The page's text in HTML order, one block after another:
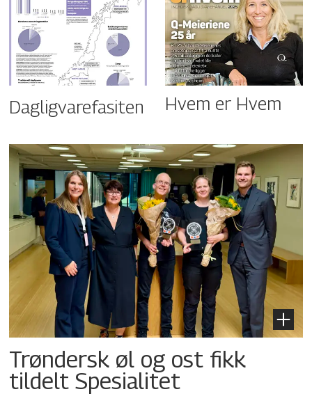
Dagligvarefasiten Hvem er Hvem
Trøndersk øl og ost fikk
tildelt Spesialitet